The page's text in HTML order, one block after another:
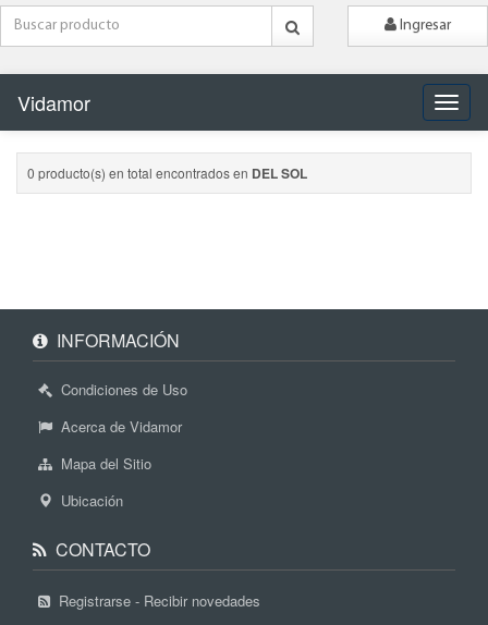
Ingresar
Vidamor
0 producto(s) en total encontrados en DEL SOL
INFORMACIÓN
Condiciones de Uso
Acerca de Vidamor
Mapa del Sitio
Ubicación
CONTACTO
Registrarse - Recibir novedades